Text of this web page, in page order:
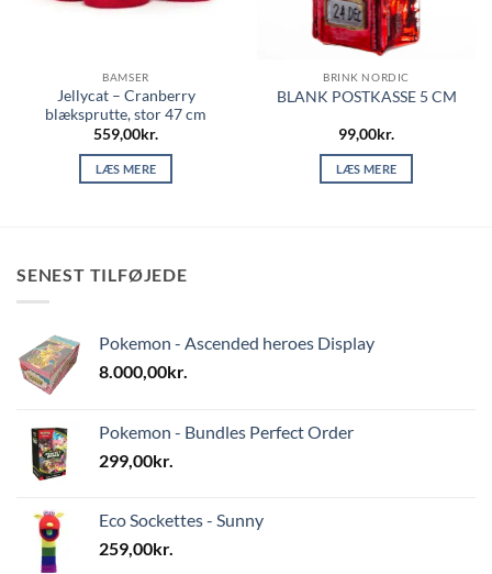
BAMSER
Jellycat – Cranberry
blæksprutte, stor 47 cm
559,00kr.
LÆS MERE
BRINK NORDIC
BLANK POSTKASSE 5 CM
99,00kr.
LÆS MERE
SENEST TILFØJEDE
Pokemon - Ascended heroes Display
8.000,00kr.
Pokemon - Bundles Perfect Order
299,00kr.
Eco Sockettes - Sunny
259,00kr.